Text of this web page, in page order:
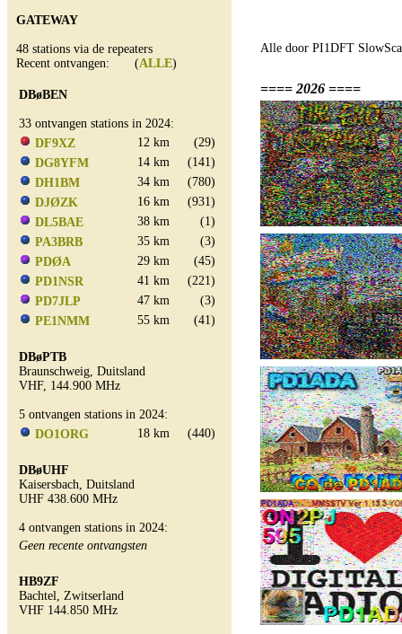
GATEWAY
48 stations via de repeaters
Recent ontvangen: (ALLE)
DBøBEN
33 ontvangen stations in 2024:
DF9XZ
12 km
(29)
DG8YFM
14 km
(141)
DH1BM
34 km
(780)
DJØZK
16 km
(931)
DL5BAE
38 km
(1)
PA3BRB
35 km
(3)
PDØA
29 km
(45)
PD1NSR
41 km
(221)
PD7JLP
47 km
(3)
PE1NMM
55 km (41)
DBøPTB
Braunschweig, Duitsland
VHF, 144.900 MHz
5 ontvangen stations in 2024:
DO1ORG
18 km (440)
DBøUHF
Kaisersbach, Duitsland
UHF 438.600 MHz
4 ontvangen stations in 2024:
Geen recente ontvangsten
HB9ZF
Bachtel, Zwitserland
VHF 144.850 MHz
Alle door PI1DFT
==== 2026 ====